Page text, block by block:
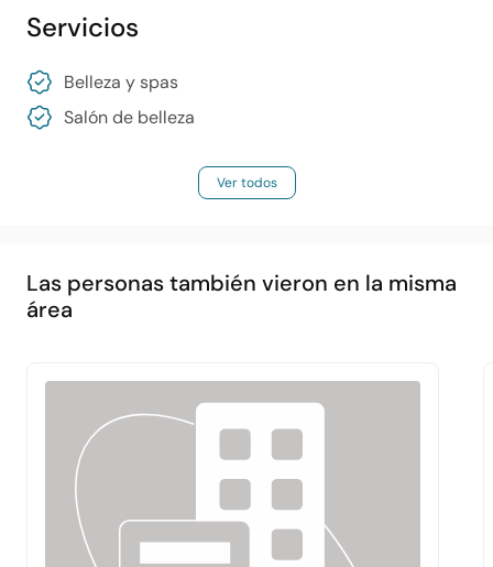
Servicios
Belleza y spas
Salón de belleza
Ver todos
Las personas también vieron en la misma
área